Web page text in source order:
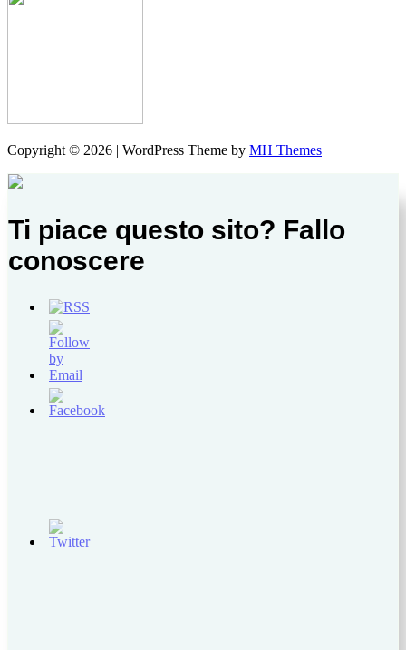
Copyright © 2026 | WordPress Theme by MH Themes
Ti piace questo sito? Fallo
conoscere